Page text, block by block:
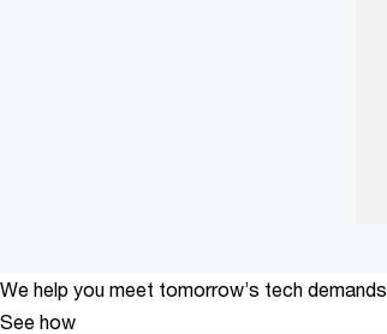
We help you meet tomorrow’s tech demands
See how